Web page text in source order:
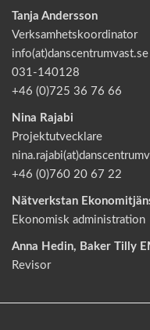
Tanja Andersson
Verksamhetskoordinator
info(at)danscentrumvast.se
031-140128
+46 (0)725 36 76 66
Nina Rajabi
Projektutvecklare
+46 (0)760 20 67 22
Nätverkstan
Ekonomisk administration
Anna Hedin, Baker Tilly
Revisor